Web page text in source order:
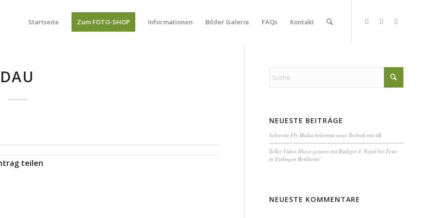
Startseite Zum FOTO-SHOP Informationen Bilder Galerie FAQs Kontakt
DAU
teilen
NEUESTE BEITRÄGE
Schwotte Fly Media bekommt neue Technik mit 4K
Toller Video-Shoot gestern mit Rüdiger J. Vogel bei Festo
in Esslingen Berkheim!
NEUESTE KOMMENTARE